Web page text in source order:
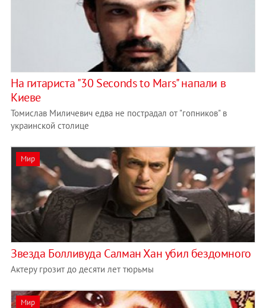
На гитариста "30 Seconds to Mars" напали в
Киеве
Томислав Миличевич едва не пострадал от "гопников" в
украинской столице
Мир
Звезда Болливуда Салман Хан убил бездомного
Актеру грозит до десяти лет тюрьмы
Мир